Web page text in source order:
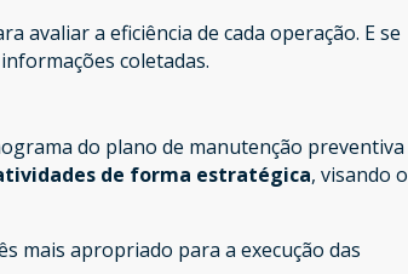
avaliar a eficiência de cada operação. E se
coletadas.
do plano de manutenção preventiva
de forma estratégica, visando o
mais apropriado para a execução das